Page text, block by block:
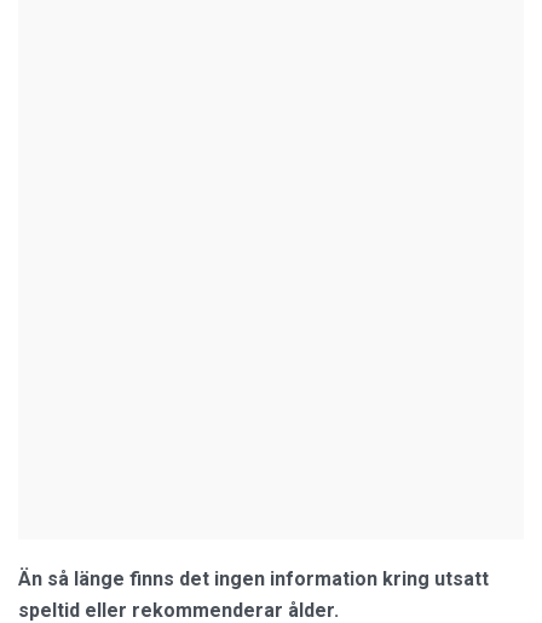
Än så länge finns det ingen information kring utsatt
speltid eller rekommenderar ålder.